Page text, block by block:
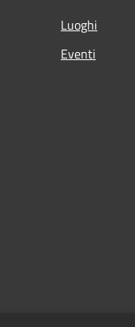
Luoghi
Eventi